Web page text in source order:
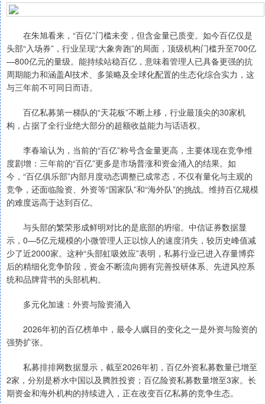
在朱旭看来，“百亿”门槛未变，但含金量已质变。如今百亿仅是
头部“入场券”，行业呈现“大象奔跑”的局面，顶级机构门槛升至700亿
—800亿元的量级。能持续站稳百亿，意味着管理人已具备更强的抗
周期能力和涵盖AI技术、多策略及全球化配置的生态化综合实力，这
与三年前不可同日而语。
百亿私募第一梯队的“天花板”不断上移，行业最顶尖的30家机
构，占据了全行业绝大部分的超额收益能力与话语权。
李春瑜认为，当前的“百亿”称号含金量更高，主要体现在竞争维
度剧增：三年前的“百亿”更多是市场普涨和资金涌入的结果。如
今，“百亿俱乐部”内部月度动态调整已成常态，不仅有量化与主观的
竞争，还面临险资、外资等“国家队”和“海外队”的挑战。维持百亿规模
的难度远高于达到百亿。
与头部的繁荣形成鲜明对比的是底部的坍缩。中信证券数据显
示，0—5亿元规模的小微管理人正以惊人的速度消失，较历史峰值减
少了近2000家。这种“头部虹吸效应”表明，私募行业已进入存量博弈
后的精细化竞争阶段，资金不断流向拥有完善投研体系、先进风控系
统和品牌背书的头部机构。
多元化加速：外资与险资涌入
2026年初的百亿榜单中，最令人瞩目的变化之一是外资与险资的
强势扩张。
私募排排网数据显示，截至2026年初，百亿外资私募数量已增至
2家，分别是桥水中国以及腾胜投资；百亿险资私募数量增至3家。长
期资金和海外机构的持续进入，正在改变百亿私募的竞争生态。